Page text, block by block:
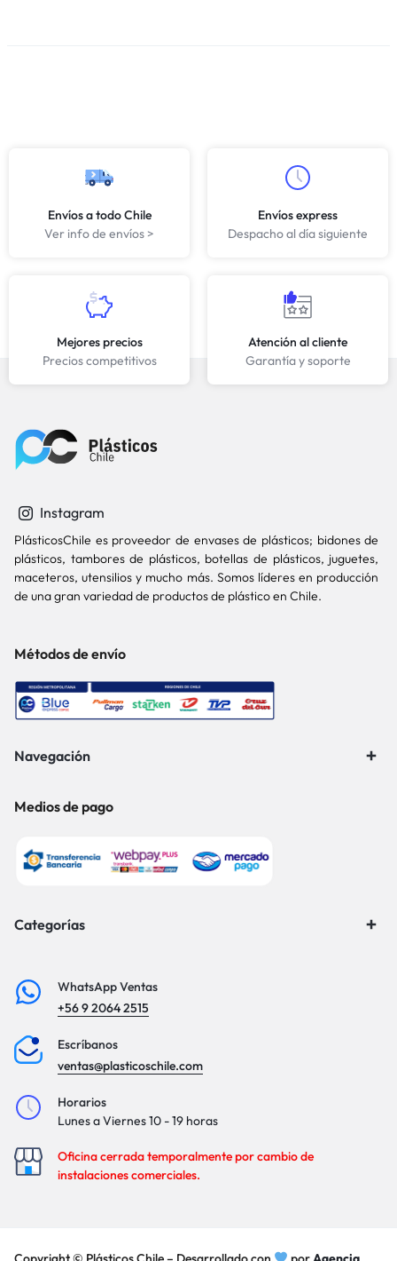
Envíos a todo Chile
Ver info de envíos >
Envíos express
Despacho al día siguiente
Mejores precios
Precios competitivos
Atención al cliente
Garantía y soporte
Instagram
PlásticosChile es proveedor de envases de plásticos; bidones de
plásticos, tambores de plásticos, botellas de plásticos, juguetes,
maceteros, utensilios y mucho más. Somos líderes en producción
de una gran variedad de productos de plástico en Chile.
Métodos de envío
Navegación
Medios de pago
Categorías
WhatsApp Ventas
+56 9 2064 2515
Escríbanos
ventas@plasticoschile.com
Horarios
Lunes a Viernes 10 - 19 horas
Oficina cerrada temporalmente por cambio de
instalaciones comerciales.